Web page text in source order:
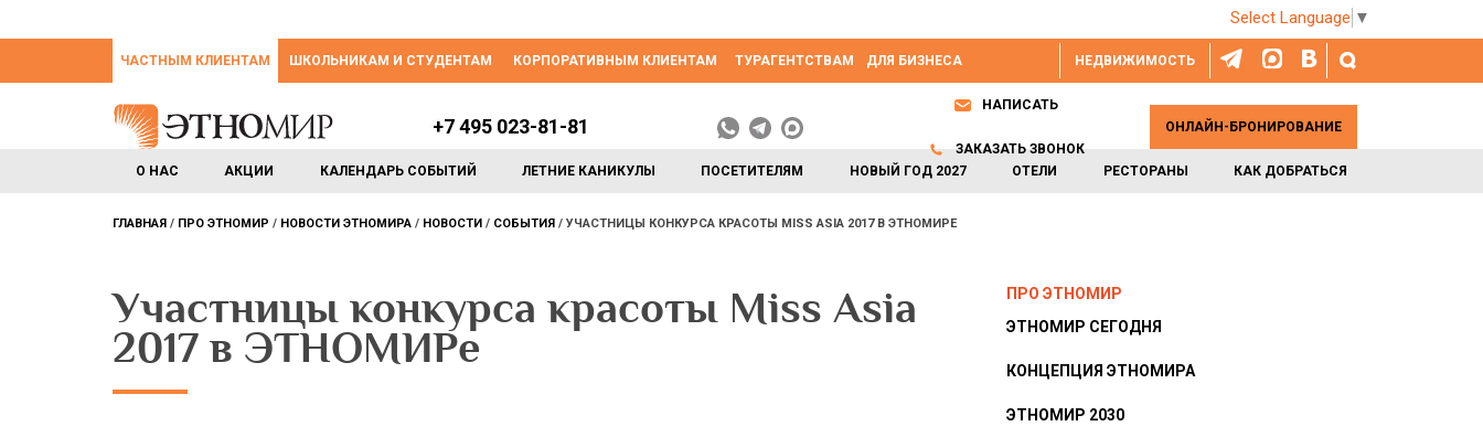
Select Language ▼
НЕДВИЖИМОСТЬ
ЧАСТНЫМ КЛИЕНТАМ ШКОЛЬНИКАМ И СТУДЕНТАМ КОРПОРАТИВНЫМ КЛИЕНТАМ ТУРАГЕНТСТВАМ ДЛЯ БИЗНЕСА
О НАС АКЦИИ КАЛЕНДАРЬ СОБЫТИЙ ЛЕТНИЕ КАНИКУЛЫ ПОСЕТИТЕЛЯМ НОВЫЙ ГОД 2027 ОТЕЛИ РЕСТОРАНЫ КАК ДОБРАТЬСЯ
+7 495 023-81-81
НАПИСАТЬ
ЗАКАЗАТЬ ЗВОНОК
ОНЛАЙН-БРОНИРОВАНИЕ
ГЛАВНАЯ ПРО ЭТНОМИР НОВОСТИ ЭТНОМИРА НОВОСТИ СОБЫТИЯ УЧАСТНИЦЫ КОНКУРСА КРАСОТЫ MISS ASIA 2017 В ЭТНОМИРЕ
Участницы конкурса красоты Miss Asia
2017 в ЭТНОМИРе
ПРО ЭТНОМИР
ЭТНОМИР СЕГОДНЯ
КОНЦЕПЦИЯ ЭТНОМИРА
ЭТНОМИР 2030